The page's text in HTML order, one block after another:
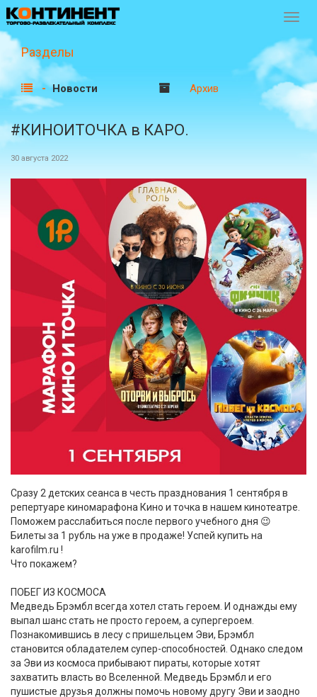
Разделы
Новости Архив
#КИНОИТОЧКА в КАРО.
30 августа 2022
Сразу 2 детских сеанса в честь празднования 1 сентября в
репертуаре киномарафона Кино и точка в нашем кинотеатре.
Поможем расслабиться после первого учебного дня 😉
Билеты за 1 рубль на уже в продаже! Успей купить на
karofilm.ru !
Что покажем?
ПОБЕГ ИЗ КОСМОСА
Медведь Брэмбл всегда хотел стать героем. И однажды ему
выпал шанс стать не просто героем, а супергероем.
Познакомившись в лесу с пришельцем Эви, Брэмбл
становится обладателем супер-способностей. Однако следом
за Эви из космоса прибывают пираты, которые хотят
захватить власть во Вселенной. Медведь Брэмбл и его
пушистые друзья должны помочь новому другу Эви и заодно